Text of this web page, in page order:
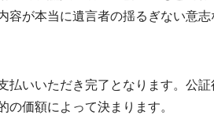
容が本当に遺言者の揺るぎない意志
払いいただき完了となります。公証
価額によって決まります。